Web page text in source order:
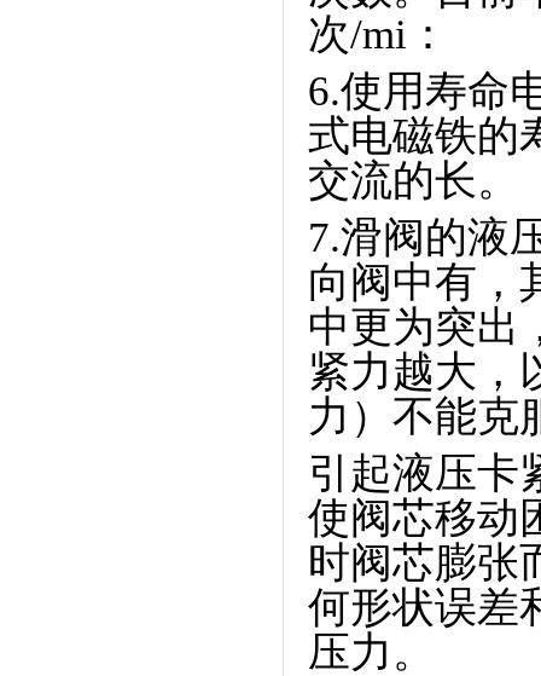
次/mi：
6.使用寿命
式电磁铁的
交流的长。
7.滑阀的液
向阀中有，
中更为突出
紧力越大，
力）不能克
引起液压卡
使阀芯移动
时阀芯膨张
何形状误差
压力。